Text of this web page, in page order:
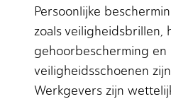
Persoonlijke
zoals veiligheidsbrillen,
gehoorbescherming en
veiligheidsschoenen
Werkgevers zijn